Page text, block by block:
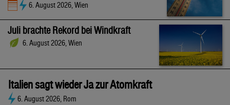
6. August 2026, Wien
Juli brachte Rekord bei Windkraft
6. August 2026, Wien
Italien sagt wieder Ja zur Atomkraft
6. August 2026, Rom